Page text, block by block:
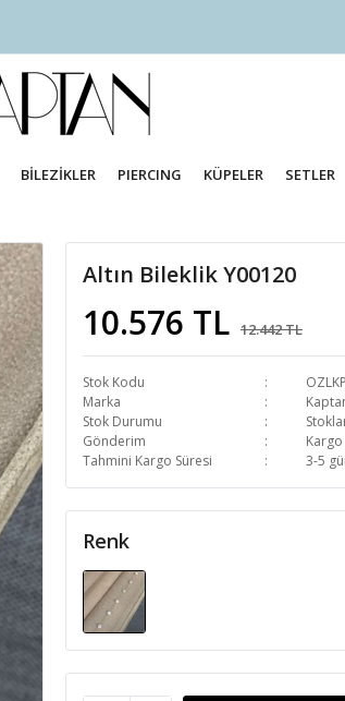
BİLEZİKLER PIERCING KÜPELER SETLER
Altın Bileklik Y00120
10.576 TL 12.442 TL
Stok Kodu
Marka
Stok Durumu
Gönderim
Tahmini Kargo Süresi
3-5
Renk